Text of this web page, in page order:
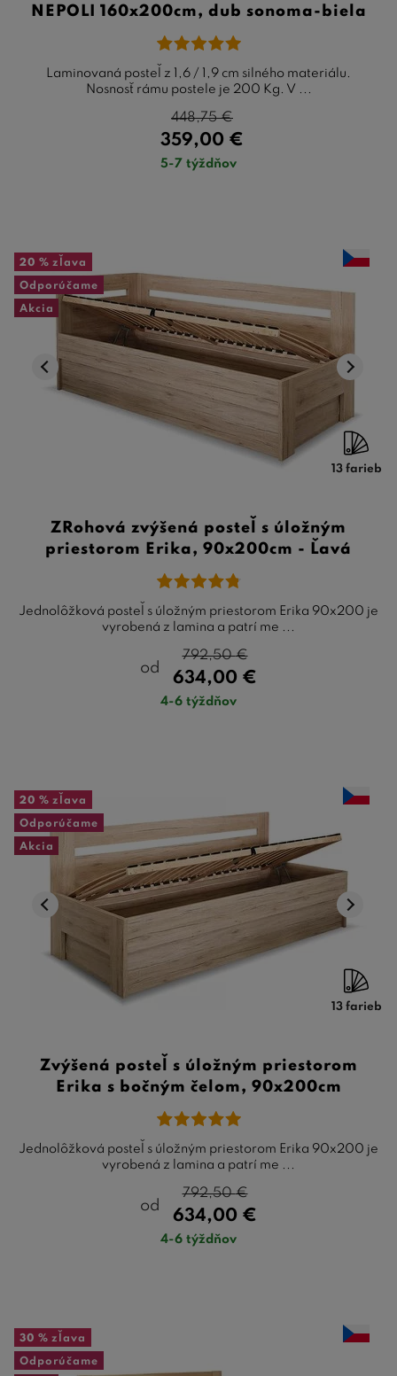
NEPOLI 160x200cm, dub sonoma-biela
Laminovaná posteľ z 1,6 / 1,9 cm silného materiálu.
Nosnosť rámu postele je 200 Kg. V ...
359,00 €
448,75€
5-7 týždňov
20 % zľava
Odporúčame
Akcia
13 farieb
ZRohová zvýšená posteľ s úložným
priestorom Erika, 90x200cm - Ľavá
Jednolôžková posteľ s úložným priestorom Erika 90x200 je
vyrobená z lamina a patrí me ...
od
634,00 €
792,50€
4-6 týždňov
20 % zľava
Odporúčame
Akcia
13 farieb
Zvýšená posteľ s úložným priestorom
Erika s bočným čelom, 90x200cm
Jednolôžková posteľ s úložným priestorom Erika 90x200 je
vyrobená z lamina a patrí me ...
od
634,00 €
792,50€
4-6 týždňov
30 % zľava
Odporúčame